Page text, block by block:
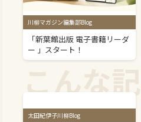
川柳マガジン編集部Blog
「新葉館出版 電子書籍リーダ
ー 」スタート！
こんな
太田紀伊子川柳Blog